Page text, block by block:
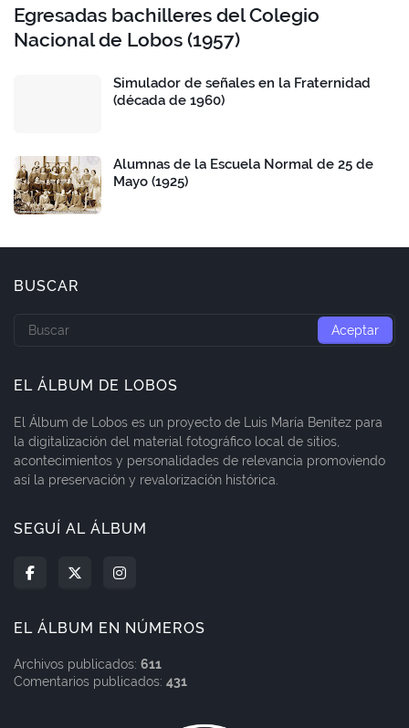
Egresadas bachilleres del Colegio
Nacional de Lobos (1957)
Simulador de señales en la Fraternidad
(década de 1960)
Alumnas de la Escuela Normal de 25 de
Mayo (1925)
BUSCAR
EL ÁLBUM DE LOBOS
El Álbum de Lobos es un proyecto de Luis María Benítez para
la digitalización del material fotográfico local de sitios,
acontecimientos y personalidades de relevancia promoviendo
así la preservación y revalorización histórica.
SEGUÍ AL ÁLBUM
EL ÁLBUM EN NÚMEROS
Archivos publicados: 611
Comentarios publicados: 431